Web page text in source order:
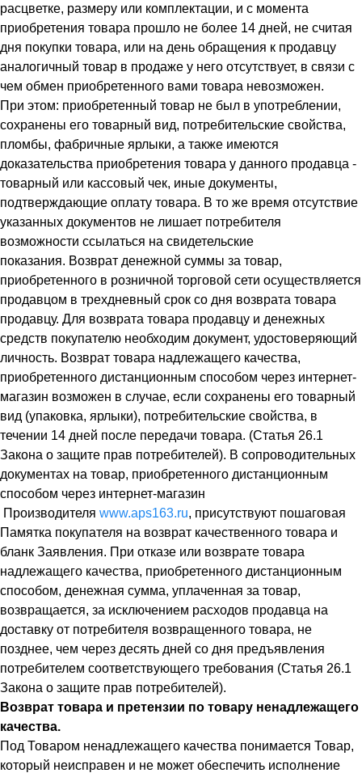
расцветке, размеру или комплектации, и с момента
приобретения товара прошло не более 14 дней, не считая
дня покупки товара, или на день обращения к продавцу
аналогичный товар в продаже у него отсутствует, в связи с
чем обмен приобретенного вами товара невозможен.
При этом: приобретенный товар не был в употреблении,
сохранены его товарный вид, потребительские свойства,
пломбы, фабричные ярлыки, а также имеются
доказательства приобретения товара у данного продавца -
товарный или кассовый чек, иные документы,
подтверждающие оплату товара. В то же время отсутствие
указанных документов не лишает потребителя
возможности ссылаться на свидетельские
показания. Возврат денежной суммы за товар,
приобретенного в розничной торговой сети осуществляется
продавцом в трехдневный срок со дня возврата товара
продавцу. Для возврата товара продавцу и денежных
средств покупателю необходим документ, удостоверяющий
личность. Возврат товара надлежащего качества,
приобретенного дистанционным способом через интернет-
магазин возможен в случае, если сохранены его товарный
вид (упаковка, ярлыки), потребительские свойства, в
течении 14 дней после передачи товара. (Статья 26.1
Закона о защите прав потребителей). В сопроводительных
документах на товар, приобретенного дистанционным
способом через интернет-магазин
Производителя www.aps163.ru, присутствуют пошаговая
Памятка покупателя на возврат качественного товара и
бланк Заявления. При отказе или возврате товара
надлежащего качества, приобретенного дистанционным
способом, денежная сумма, уплаченная за товар,
возвращается, за исключением расходов продавца на
доставку от потребителя возвращенного товара, не
позднее, чем через десять дней со дня предъявления
потребителем соответствующего требования (Статья 26.1
Закона о защите прав потребителей).
Возврат товара и претензии по товару ненадлежащего
качества.
Под Товаром ненадлежащего качества понимается Товар,
который неисправен и не может обеспечить исполнение